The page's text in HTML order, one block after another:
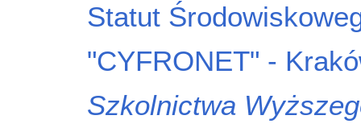
Statut
"CYFRONET" -
Szkolnictwa